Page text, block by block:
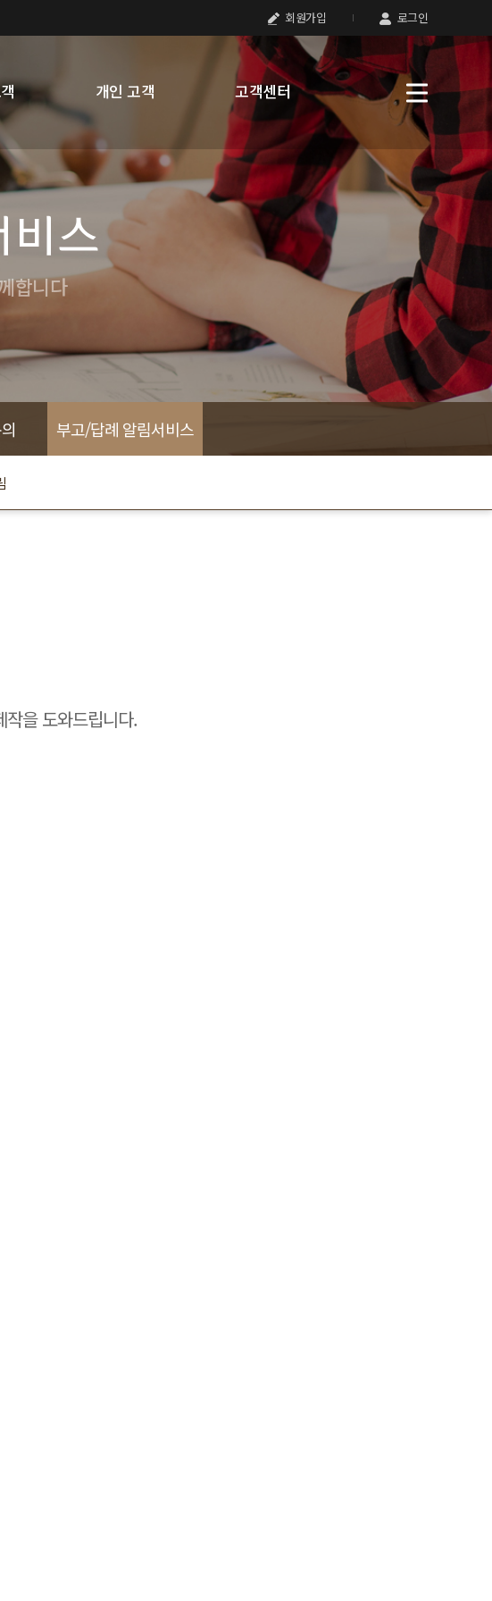
회원가입 로그인
개인 고객 고객센터
비스
합니다
부고/답례 알림서비스
을 도와드립니다.